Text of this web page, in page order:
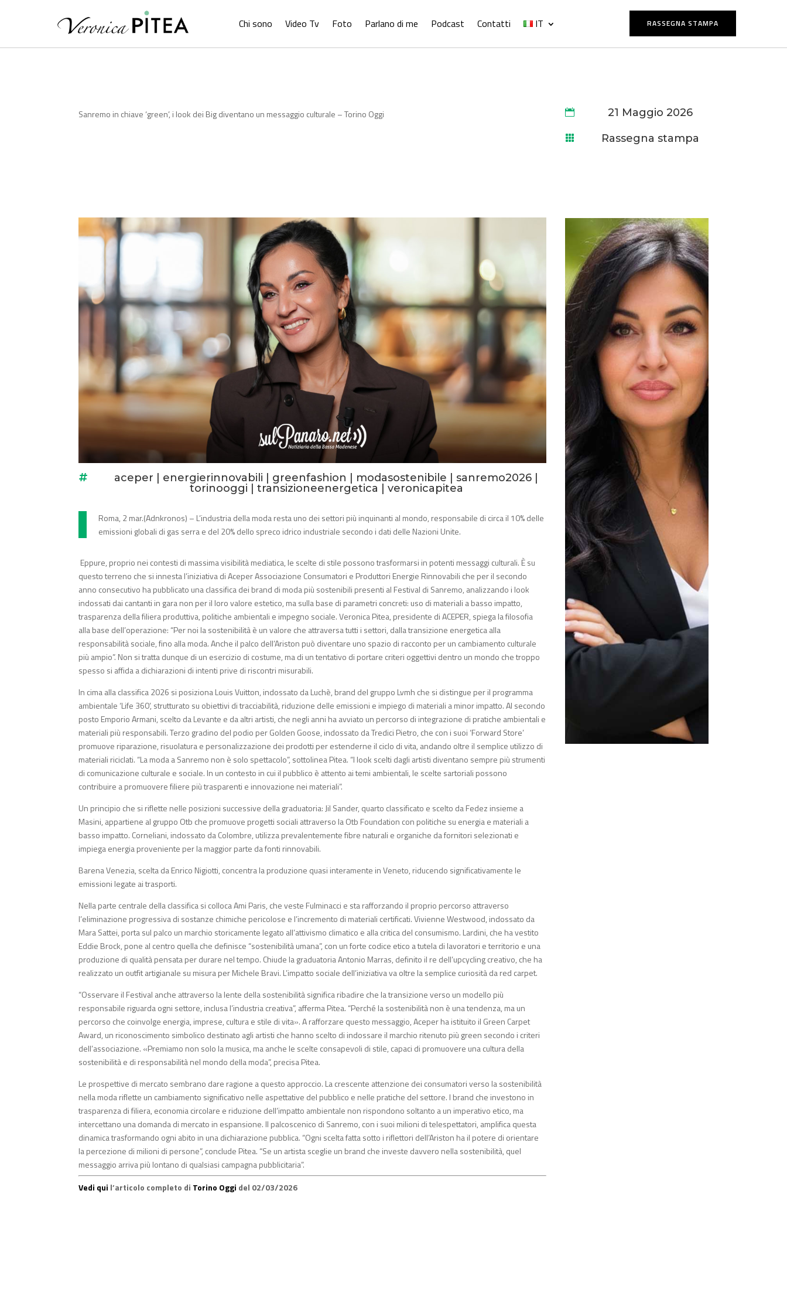
Chi sono Video Tv Foto Parlano di me Podcast Contatti IT RASSEGNA STAMPA
Sanremo in chiave ‘green’, i look dei Big diventano un messaggio culturale – Torino Oggi  21 Maggio 2026
 Rassegna stampa
 aceper energierinnovabili greenfashion modasostenibile |sanremo2026
torinooggi
transizioneenergetica veronicapitea
Roma, 2 mar.(Adnkronos) – L’industria della moda resta uno dei settori più inquinanti al mondo, responsabile di circa il 10% delle
emissioni globali di gas serra e del 20% dello spreco idrico industriale secondo i dati delle Nazioni Unite.
Eppure, proprio nei contesti di massima visibilità mediatica, le scelte di stile possono trasformarsi in potenti messaggi culturali. È su
questo terreno che si innesta l’iniziativa di Aceper Associazione Consumatori e Produttori Energie Rinnovabili che per il secondo
anno consecutivo ha pubblicato una classifica dei brand di moda più sostenibili presenti al Festival di Sanremo, analizzando i look
indossati dai cantanti in gara non per il loro valore estetico, ma sulla base di parametri concreti: uso di materiali a basso impatto,
trasparenza della filiera produttiva, politiche ambientali e impegno sociale. Veronica Pitea, presidente di ACEPER, spiega la filosofia
alla base dell’operazione: “Per noi la sostenibilità è un valore che attraversa tutti i settori, dalla transizione energetica alla
responsabilità sociale, fino alla moda. Anche il palco dell’Ariston può diventare uno spazio di racconto per un cambiamento culturale
più ampio”. Non si tratta dunque di un esercizio di costume, ma di un tentativo di portare criteri oggettivi dentro un mondo che troppo
spesso si affida a dichiarazioni di intenti prive di riscontri misurabili.
In cima alla classifica 2026 si posiziona Louis Vuitton, indossato da Luchè, brand del gruppo Lvmh che si distingue per il programma
ambientale ‘Life 360’, strutturato su obiettivi di tracciabilità, riduzione delle emissioni e impiego di materiali a minor impatto. Al secondo
posto Emporio Armani, scelto da Levante e da altri artisti, che negli anni ha avviato un percorso di integrazione di pratiche ambientali e
materiali più responsabili. Terzo gradino del podio per Golden Goose, indossato da Tredici Pietro, che con i suoi ‘Forward Store’
promuove riparazione, risuolatura e personalizzazione dei prodotti per estenderne il ciclo di vita, andando oltre il semplice utilizzo di
materiali riciclati. “La moda a Sanremo non è solo spettacolo”, sottolinea Pitea. “I look scelti dagli artisti diventano sempre più strumenti
di comunicazione culturale e sociale. In un contesto in cui il pubblico è attento ai temi ambientali, le scelte sartoriali possono
contribuire a promuovere filiere più trasparenti e innovazione nei materiali”.
Un principio che si riflette nelle posizioni successive della graduatoria: Jil Sander, quarto classificato e scelto da Fedez insieme a
Masini, appartiene al gruppo Otb che promuove progetti sociali attraverso la Otb Foundation con politiche su energia e materiali a
basso impatto. Corneliani, indossato da Colombre, utilizza prevalentemente fibre naturali e organiche da fornitori selezionati e
impiega energia proveniente per la maggior parte da fonti rinnovabili.
Barena Venezia, scelta da Enrico Nigiotti, concentra la produzione quasi interamente in Veneto, riducendo significativamente le
emissioni legate ai trasporti.
Nella parte centrale della classifica si colloca Ami Paris, che veste Fulminacci e sta rafforzando il proprio percorso attraverso
l’eliminazione progressiva di sostanze chimiche pericolose e l’incremento di materiali certificati. Vivienne Westwood, indossato da
Mara Sattei, porta sul palco un marchio storicamente legato all’attivismo climatico e alla critica del consumismo. Lardini, che ha vestito
Eddie Brock, pone al centro quella che definisce “sostenibilità umana”, con un forte codice etico a tutela di lavoratori e territorio e una
produzione di qualità pensata per durare nel tempo. Chiude la graduatoria Antonio Marras, definito il re dell’upcycling creativo, che ha
realizzato un outfit artigianale su misura per Michele Bravi. L’impatto sociale dell’iniziativa va oltre la semplice curiosità da red carpet.
“Osservare il Festival anche attraverso la lente della sostenibilità significa ribadire che la transizione verso un modello più
responsabile riguarda ogni settore, inclusa l’industria creativa”, afferma Pitea. “Perché la sostenibilità non è una tendenza, ma un
percorso che coinvolge energia, imprese, cultura e stile di vita». A rafforzare questo messaggio, Aceper ha istituito il Green Carpet
Award, un riconoscimento simbolico destinato agli artisti che hanno scelto di indossare il marchio ritenuto più green secondo i criteri
dell’associazione. «Premiamo non solo la musica, ma anche le scelte consapevoli di stile, capaci di promuovere una cultura della
sostenibilità e di responsabilità nel mondo della moda”, precisa Pitea.
Le prospettive di mercato sembrano dare ragione a questo approccio. La crescente attenzione dei consumatori verso la sostenibilità
nella moda riflette un cambiamento significativo nelle aspettative del pubblico e nelle pratiche del settore. I brand che investono in
trasparenza di filiera, economia circolare e riduzione dell’impatto ambientale non rispondono soltanto a un imperativo etico, ma
intercettano una domanda di mercato in espansione. Il palcoscenico di Sanremo, con i suoi milioni di telespettatori, amplifica questa
dinamica trasformando ogni abito in una dichiarazione pubblica. “Ogni scelta fatta sotto i riflettori dell’Ariston ha il potere di orientare
la percezione di milioni di persone”, conclude Pitea. “Se un artista sceglie un brand che investe davvero nella sostenibilità, quel
messaggio arriva più lontano di qualsiasi campagna pubblicitaria”.
Vedi qui l’articolo completo di Torino Oggi del 02/03/2026